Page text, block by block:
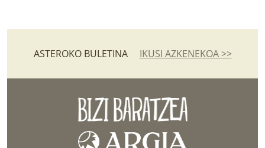
ASTEROKO BULETINA IKUSI AZKENEKOA >>